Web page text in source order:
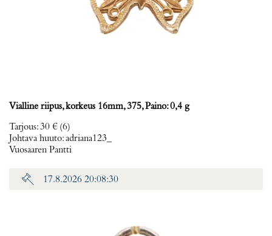
Vialline riipus, korkeus 16mm, 375, Paino: 0,4 g
Tarjous:30 € (6)
Johtava huuto:adriana123_
Vuosaaren Pantti
17.8.2026 20:08:30